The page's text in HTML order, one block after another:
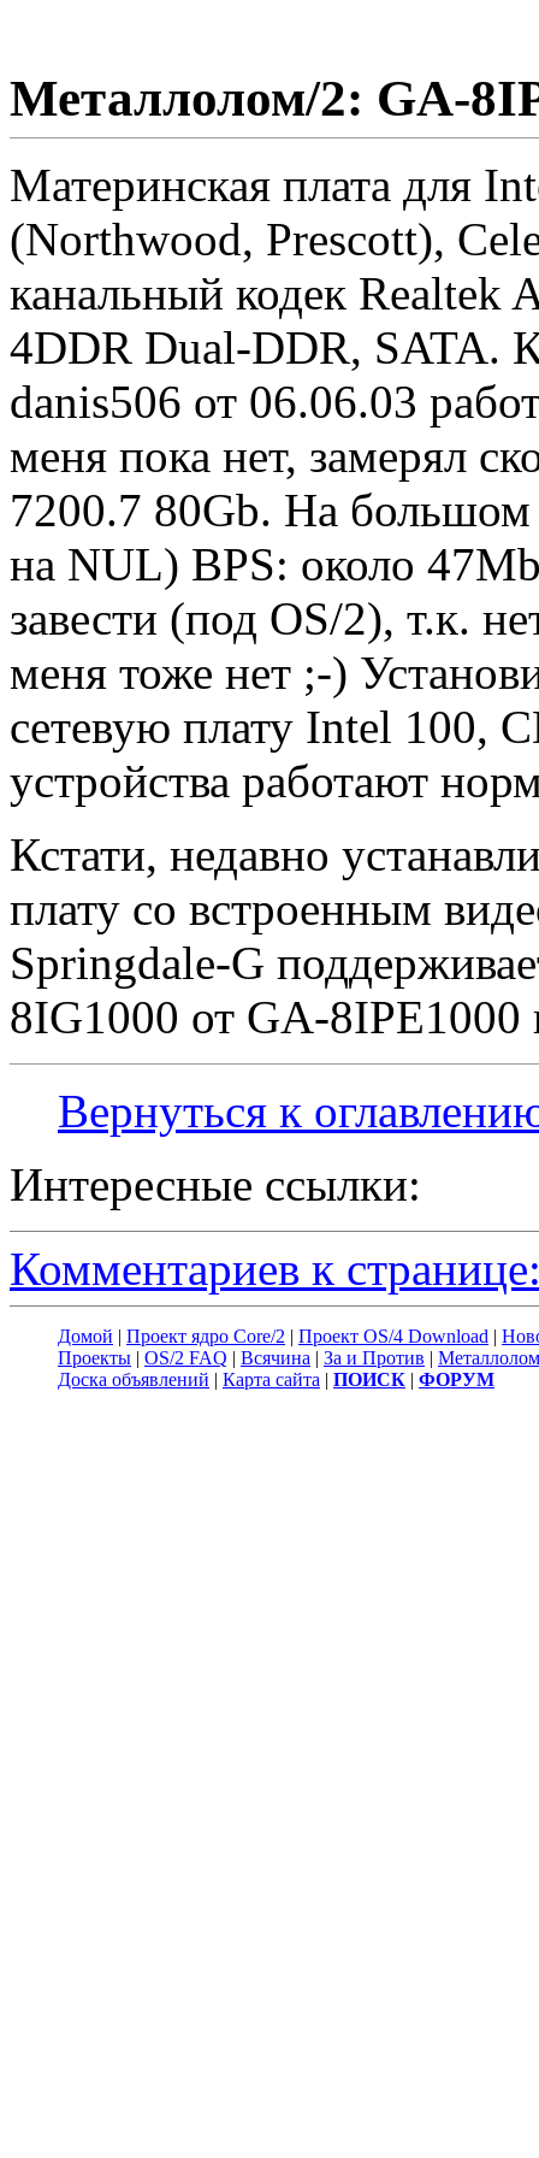
Металлолом/2: GA-
Материнская плата для
(Northwood, Prescott),
канальный кодек Realtek
4DDR Dual-DDR, SATA.
danis506 от 06.06.03
меня пока нет, замерял
7200.7 80Gb. На
на NUL) BPS: около
завести (под OS/2), т.к.
меня тоже нет ;-)
сетевую плату Intel 100,
устройства работают
Кстати, недавно
плату со встроенным
Springdale-G
8IG1000 от GA-8IPE1000
Вернуться к
Интересные ссылки:
Комментариев к
Домой | Проект ядро Core/2 | Проект OS/4 Download |
Проекты | OS/2 FAQ | Всячина | За и Против | Металлолом
Доска объявлений | Карта сайта | ПОИСК | ФОРУМ